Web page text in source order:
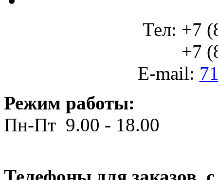
Тел: +7
+7
E-mail:
Режим работы:
Пн-Пт 9.00 - 18.00